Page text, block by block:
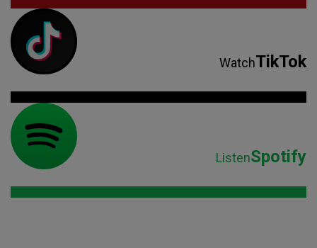
WatchTikTok
ListenSpotify